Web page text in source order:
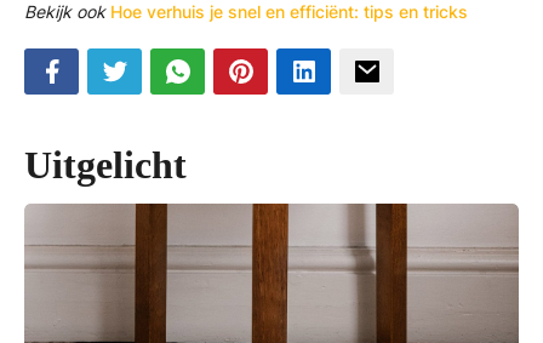
Bekijk ook Hoe verhuis je snel en efficiënt: tips en tricks
Uitgelicht